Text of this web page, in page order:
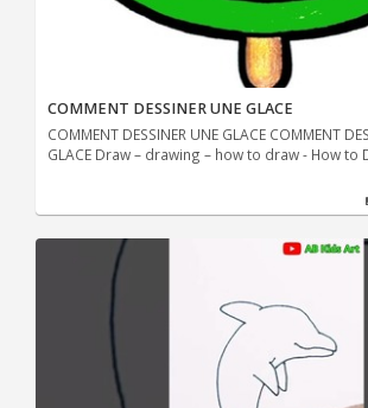
COMMENT DESSINER UNE GLACE
COMMENT DESSINER UNE GLACE COMMENT
GLACE Draw – drawing – how to draw - How to